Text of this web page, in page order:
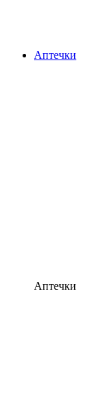
Аптечки
Аптечки